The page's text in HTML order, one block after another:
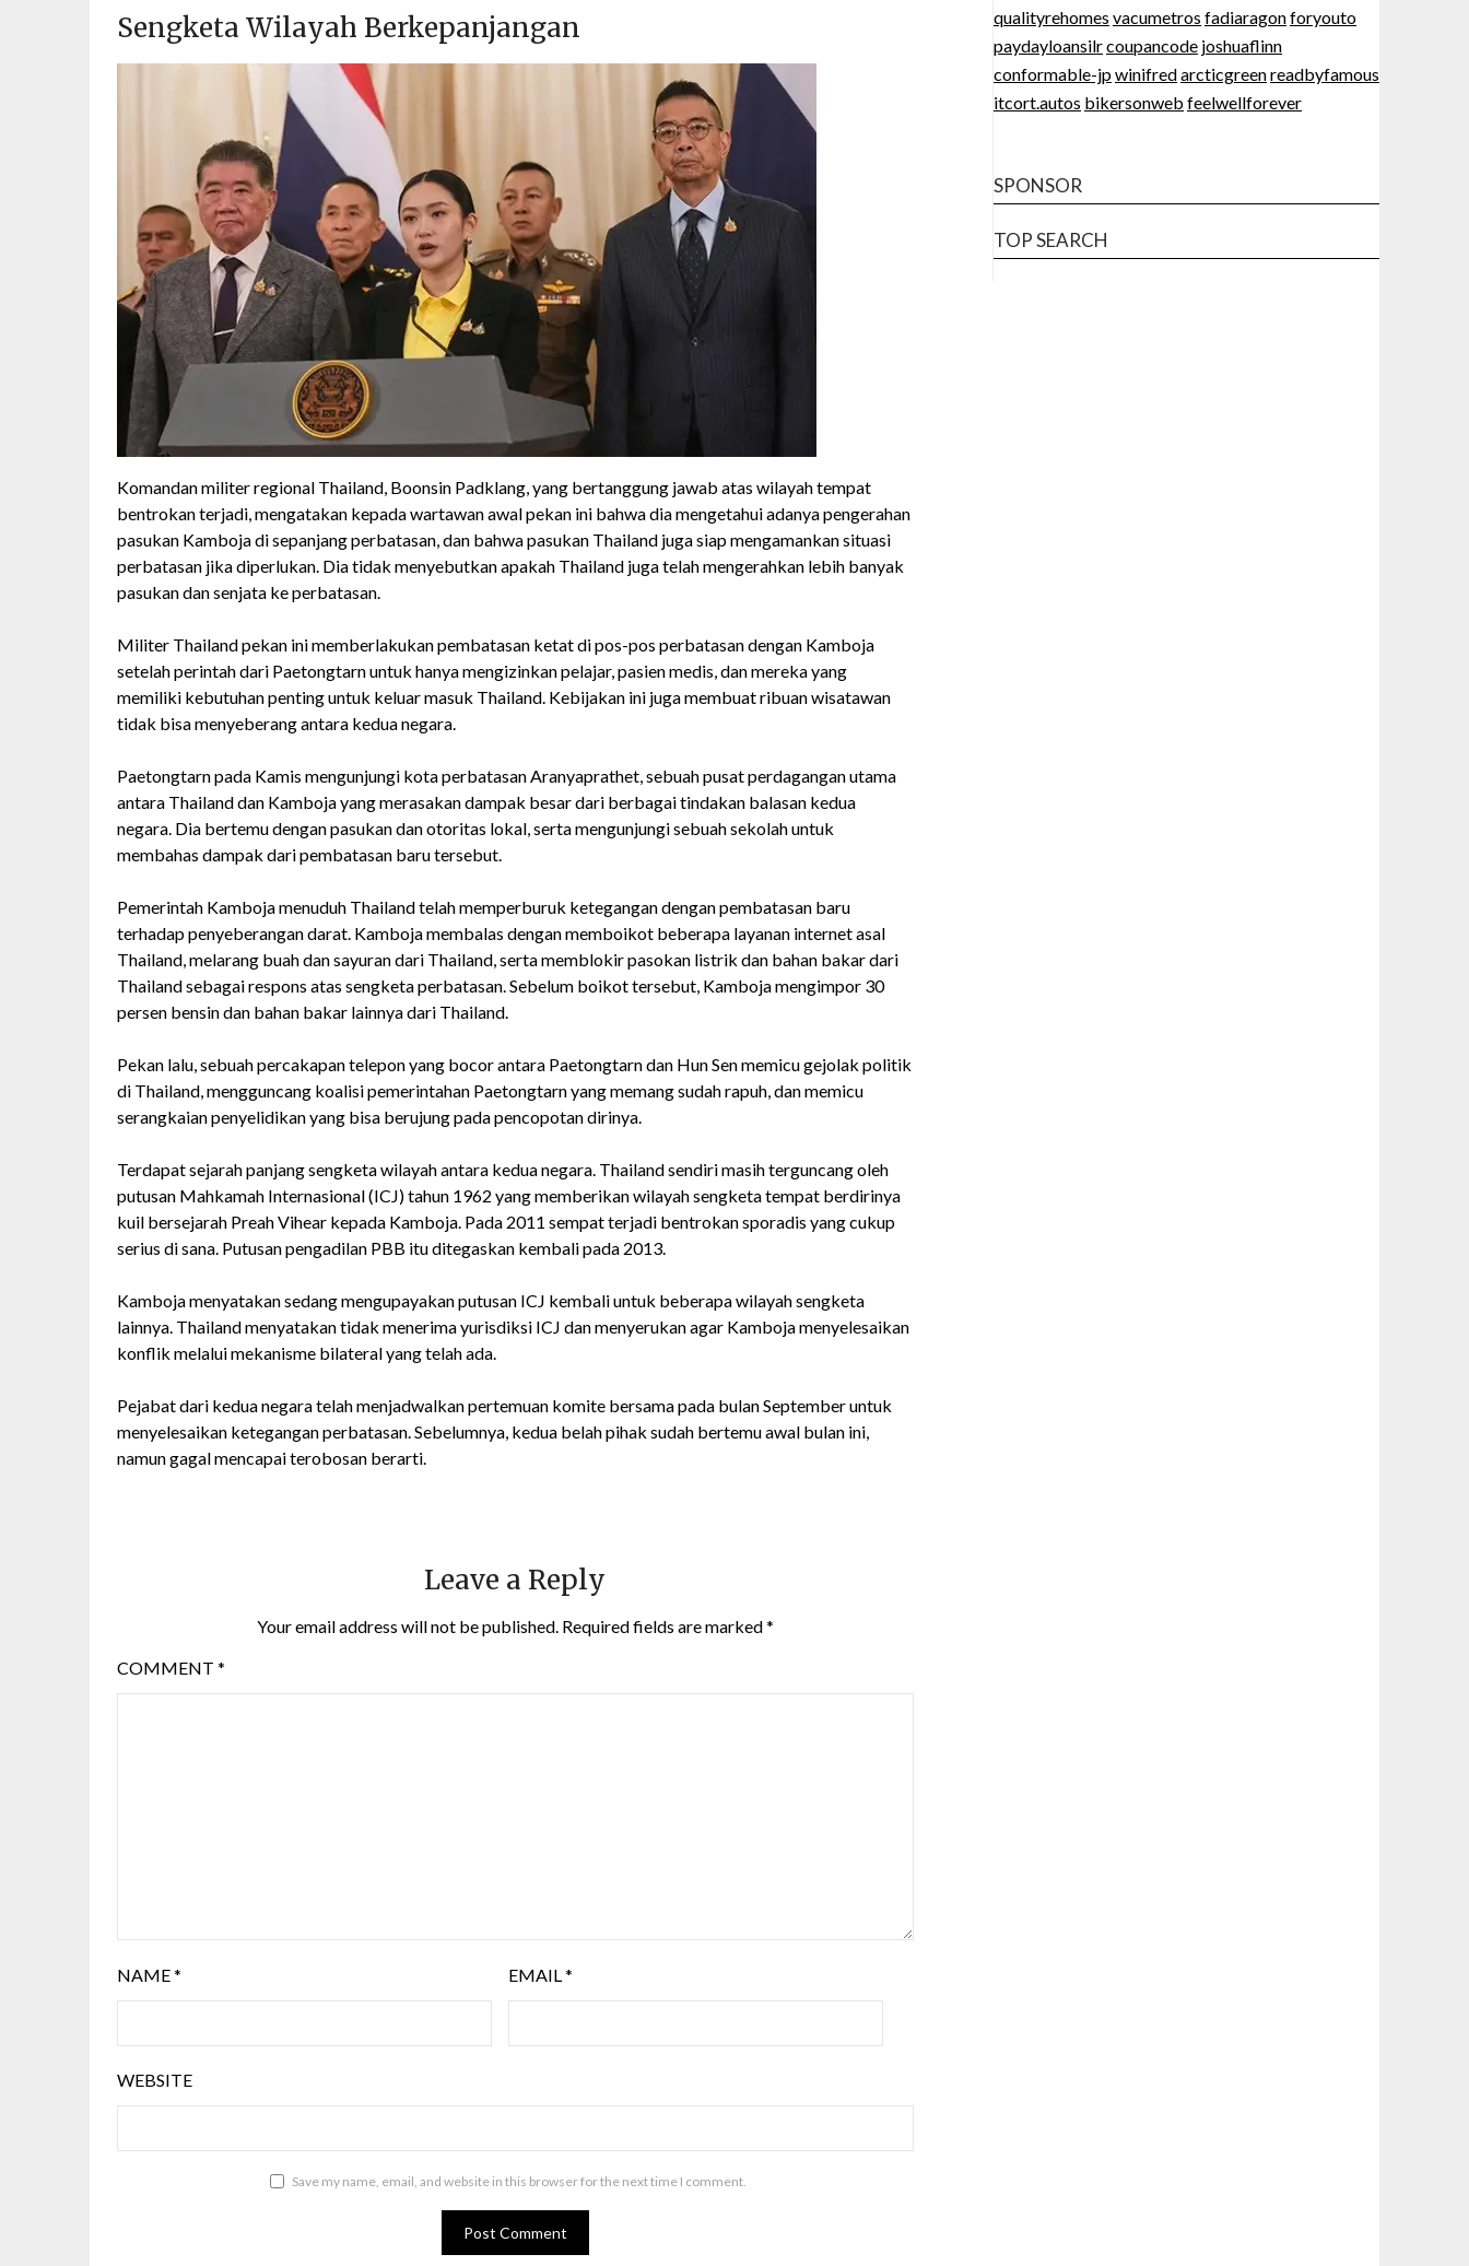
Sengketa Wilayah Berkepanjangan
Komandan militer regional Thailand, Boonsin Padklang, yang bertanggung jawab atas wilayah tempat
bentrokan terjadi, mengatakan kepada wartawan awal pekan ini bahwa dia mengetahui adanya pengerahan
pasukan Kamboja di sepanjang perbatasan, dan bahwa pasukan Thailand juga siap mengamankan situasi
perbatasan jika diperlukan. Dia tidak menyebutkan apakah Thailand juga telah mengerahkan lebih banyak
pasukan dan senjata ke perbatasan.
Militer Thailand pekan ini memberlakukan pembatasan ketat di pos-pos perbatasan dengan Kamboja
setelah perintah dari Paetongtarn untuk hanya mengizinkan pelajar, pasien medis, dan mereka yang
memiliki kebutuhan penting untuk keluar masuk Thailand. Kebijakan ini juga membuat ribuan wisatawan
tidak bisa menyeberang antara kedua negara.
Paetongtarn pada Kamis mengunjungi kota perbatasan Aranyaprathet, sebuah pusat perdagangan utama
antara Thailand dan Kamboja yang merasakan dampak besar dari berbagai tindakan balasan kedua
negara. Dia bertemu dengan pasukan dan otoritas lokal, serta mengunjungi sebuah sekolah untuk
membahas dampak dari pembatasan baru tersebut.
Pemerintah Kamboja menuduh Thailand telah memperburuk ketegangan dengan pembatasan baru
terhadap penyeberangan darat. Kamboja membalas dengan memboikot beberapa layanan internet asal
Thailand, melarang buah dan sayuran dari Thailand, serta memblokir pasokan listrik dan bahan bakar dari
Thailand sebagai respons atas sengketa perbatasan. Sebelum boikot tersebut, Kamboja mengimpor 30
persen bensin dan bahan bakar lainnya dari Thailand.
Pekan lalu, sebuah percakapan telepon yang bocor antara Paetongtarn dan Hun Sen memicu gejolak politik
di Thailand, mengguncang koalisi pemerintahan Paetongtarn yang memang sudah rapuh, dan memicu
serangkaian penyelidikan yang bisa berujung pada pencopotan dirinya.
Terdapat sejarah panjang sengketa wilayah antara kedua negara. Thailand sendiri masih terguncang oleh
putusan Mahkamah Internasional (ICJ) tahun 1962 yang memberikan wilayah sengketa tempat berdirinya
kuil bersejarah Preah Vihear kepada Kamboja. Pada 2011 sempat terjadi bentrokan sporadis yang cukup
serius di sana. Putusan pengadilan PBB itu ditegaskan kembali pada 2013.
Kamboja menyatakan sedang mengupayakan putusan ICJ kembali untuk beberapa wilayah sengketa
lainnya. Thailand menyatakan tidak menerima yurisdiksi ICJ dan menyerukan agar Kamboja menyelesaikan
konflik melalui mekanisme bilateral yang telah ada.
Pejabat dari kedua negara telah menjadwalkan pertemuan komite bersama pada bulan September untuk
menyelesaikan ketegangan perbatasan. Sebelumnya, kedua belah pihak sudah bertemu awal bulan ini,
namun gagal mencapai terobosan berarti.
Leave a Reply
Your email address will not be published. Required fields are marked*
COMMENT *
NAME* EMAIL*
WEBSITE
Save my name, email, and website in this browser for the next time I comment.
qualityrehomes vacumetros fadiaragonforyouto
paydayloansilrcoupancode joshuaflinn
conformable-jpwinifredarcticgreenreadbyfamous
itcort.autos bikersonweb feelwellforever
SPONSOR
TOP SEARCH